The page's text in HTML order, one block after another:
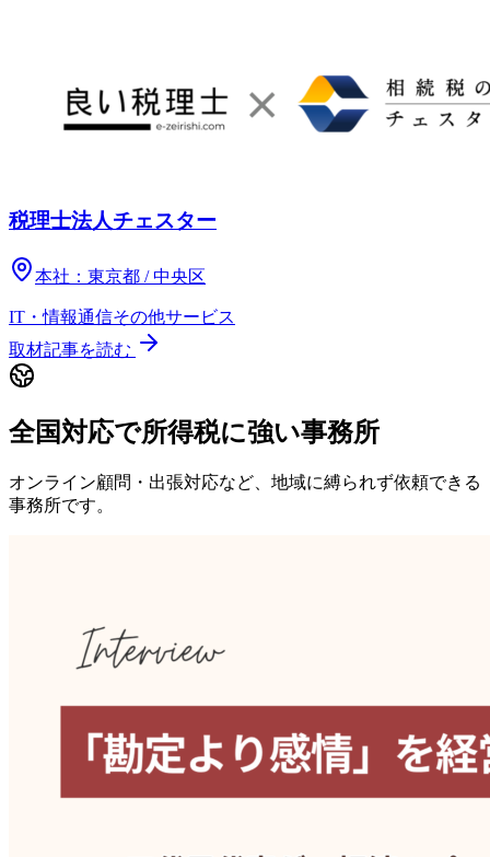
税理士法人チェスター
本社： 東京都 / 中央区
IT・情報通信その他サービス
取材記事を読む
全国対応で所得税に強い事務所
オンライン顧問・出張対応など、地域に縛られず依頼できる
事務所です。